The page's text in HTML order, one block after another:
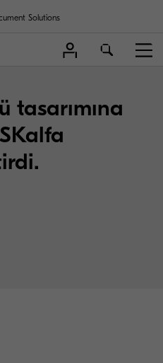
Solutions
tasarımına